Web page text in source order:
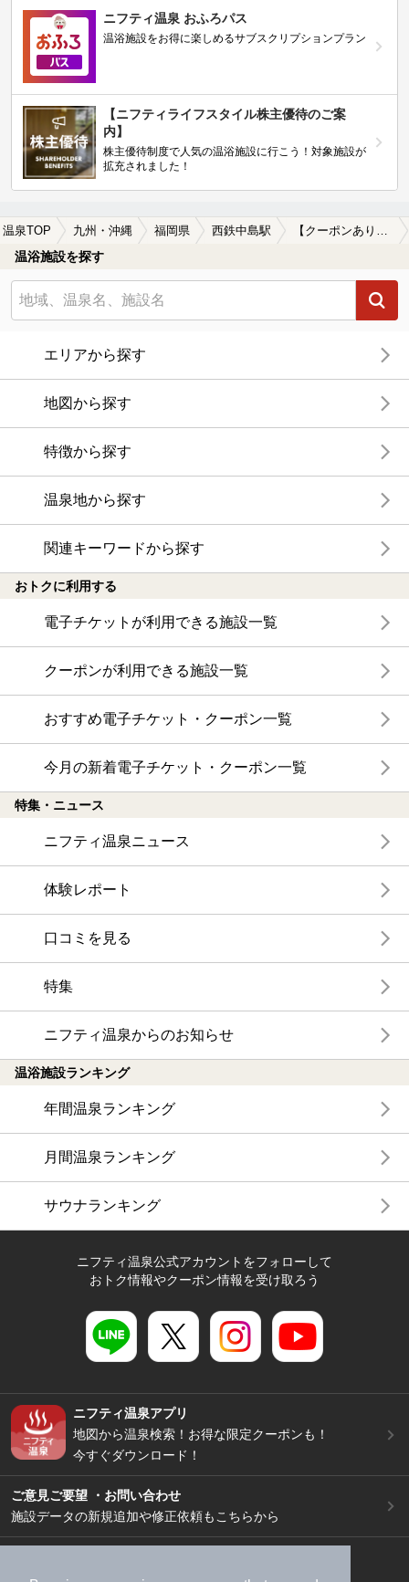
ニフティ温泉 おふろパス
温浴施設をお得に楽しめるサブスクリプションプラン
【ニフティライフスタイル株主優待のご案
内】
株主優待制度で人気の温浴施設に行こう！対象施設が
拡充されました！
温泉TOP 九州・沖縄 福岡県 西鉄中島駅 【クーポンあり】食事が楽しめる西鉄中島駅近くの温泉、日帰り温泉、スーパー銭湯おすすめ
温浴施設を探す
エリアから探す
地図から探す
特徴から探す
温泉地から探す
関連キーワードから探す
おトクに利用する
電子チケットが利用できる施設一覧
クーポンが利用できる施設一覧
おすすめ電子チケット・クーポン一覧
今月の新着電子チケット・クーポン一覧
特集・ニュース
ニフティ温泉ニュース
体験レポート
口コミを見る
特集
ニフティ温泉からのお知らせ
温浴施設ランキング
年間温泉ランキング
月間温泉ランキング
サウナランキング
ニフティ温泉公式アカウントをフォローして
おトク情報やクーポン情報を受け取ろう
ニフティ温泉アプリ
地図から温泉検索！お得な限定クーポンも！
今すぐダウンロード！
ご意見ご要望 ・お問い合わせ
施設データの新規追加や修正依頼もこちらから